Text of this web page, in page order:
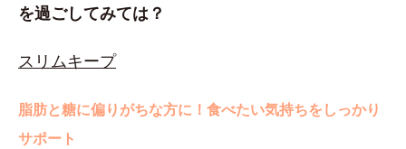
を過ごしてみては？
スリムキープ
脂肪と糖に偏りがちな方に！食べたい気持ちをしっかり
サポート